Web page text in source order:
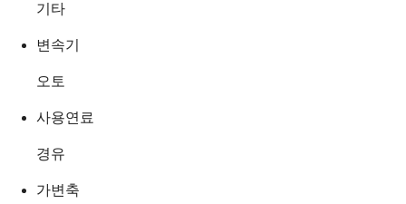
기타
변속기
오토
사용연료
경유
가변축